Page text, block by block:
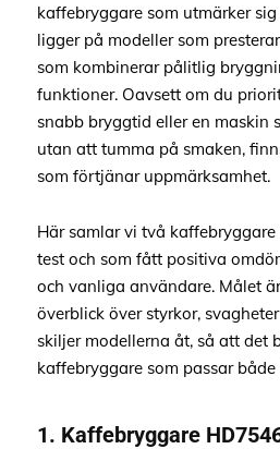
kaffebryggare som utmärker
ligger på modeller som
som kombinerar pålitlig
funktioner. Oavsett om du
snabb bryggtid eller en maskin
utan att tumma på smaken,
som förtjänar uppmärksamhet.
Här samlar vi två
test och som fått positiva
och vanliga användare. Målet
överblick över styrkor,
skiljer modellerna åt, så att det
kaffebryggare som passar
1. Kaffebryggare